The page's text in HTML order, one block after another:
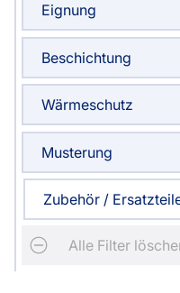
Eignung
Beschichtung
Wärmeschutz
Musterung
Zubehör /
Alle Filter